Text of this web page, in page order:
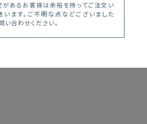
があるお客様は余裕を持ってご注文い
ます。ご不明な点などございました
い合わせください。